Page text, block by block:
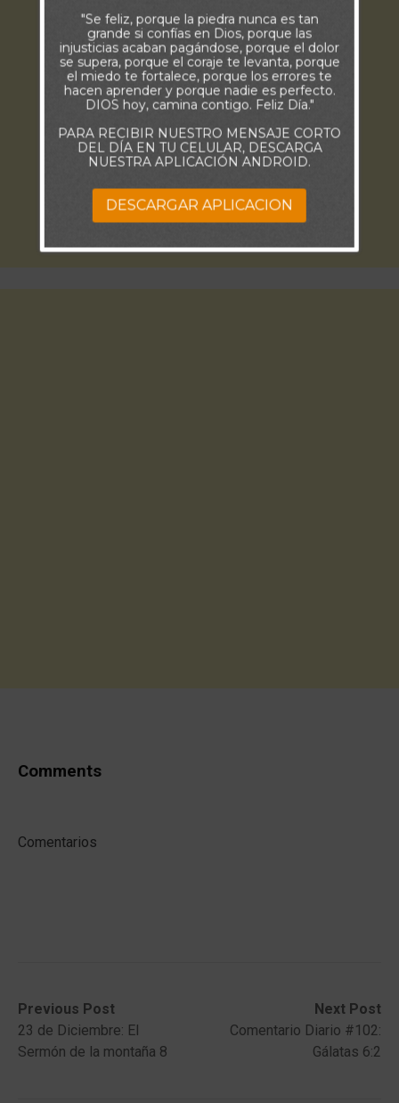
Comments
Comentarios
Post
navigation
Previous Post
Previous
post:23 de Diciembre: El
Sermón de la montaña 8
Next Post
Next
post:
Comentario Diario #102:
Gálatas 6:2
"Se feliz, porque la piedra nunca es tan
grande si confías en Dios, porque las
injusticias acaban pagándose, porque el dolor
se supera, porque el coraje te levanta, porque
el miedo te fortalece, porque los errores te
hacen aprender y porque nadie es perfecto.
DIOS hoy, camina contigo. Feliz Día."
PARA RECIBIR NUESTRO MENSAJE CORTO
DEL DÍA EN TU CELULAR, DESCARGA
NUESTRA APLICACIÓN ANDROID.
DESCARGAR APLICACION